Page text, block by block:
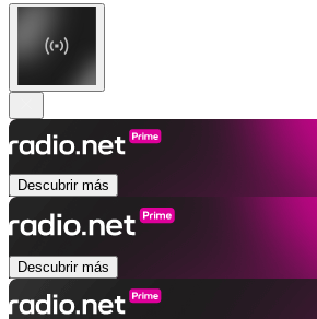
Descubrir más
Descubrir más